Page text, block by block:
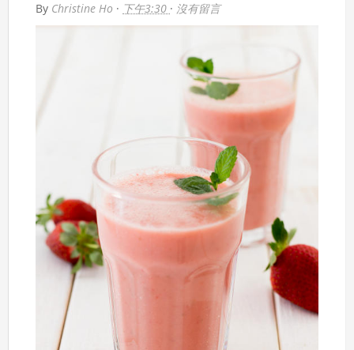
By Christine Ho · 下午3:30 · 沒有留言